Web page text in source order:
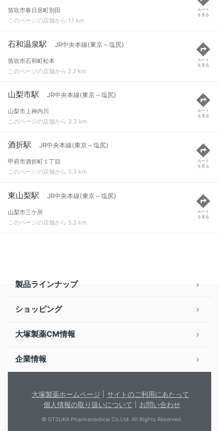
笛吹市春日居町別田
このページの店舗から 1.1 km
ルート
を見る
石和温泉駅 JR中央本線(東京～塩尻)
笛吹市石和町松本
このページの店舗から 2.2 km
ルート
を見る
山梨市駅 JR中央本線(東京～塩尻)
山梨市上神内川
このページの店舗から 3.3 km
ルート
を見る
酒折駅 JR中央本線(東京～塩尻)
甲府市酒折町１丁目
このページの店舗から 5.3 km
ルート
を見る
東山梨駅 JR中央本線(東京～塩尻)
山梨市三ケ所
このページの店舗から 5.3 km
ルート
を見る
製品ラインナップ
ショッピング
大塚製薬CM情報
企業情報
大塚製薬ホームページ
サイトのご利用にあたって
個人情報の取り扱いについて
お問い合わせ
© OTSUKA Pharmaceutical Co.Ltd. All Rights Reserved.